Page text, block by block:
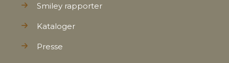
Smiley rapporter
Kataloger
Presse